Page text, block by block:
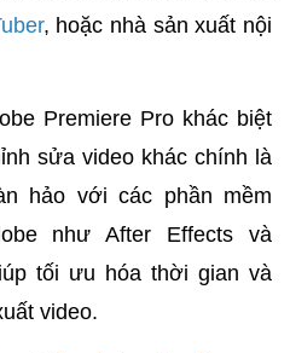
, hoặc nhà sản xuất nội
Premiere Pro khác biệt
sửa video khác chính là
hảo với các phần mềm
như After Effects và
tối ưu hóa thời gian và
video.